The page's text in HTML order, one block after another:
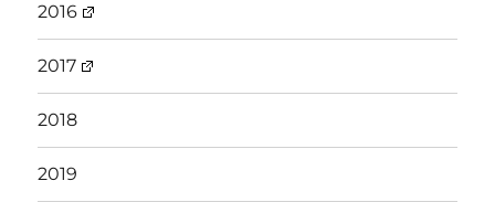
2016
2017
2018
2019